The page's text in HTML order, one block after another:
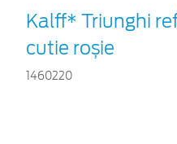
Kalff* Triunghi
cutie roșie
1460220